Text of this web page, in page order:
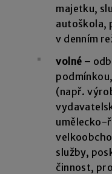
majetku,
autoškola,
v denním
volné –
podmínkou,
(např.
umělecko-
služby,
činnost,